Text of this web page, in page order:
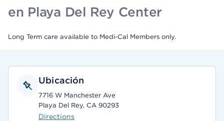
en Playa Del Rey Center
Long Term care available to Medi-Cal Members only.
Ubicación
7716 W Manchester Ave
Playa Del Rey, CA 90293
Directions